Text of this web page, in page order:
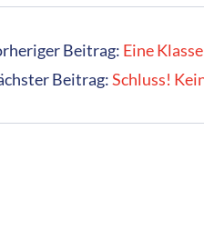
Beitrag: Eine
Beitrag:Schluss!